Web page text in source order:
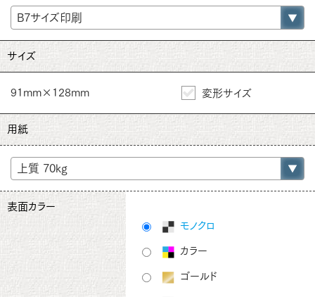
サイズ
91mm×128mm 変形サイズ
用紙
表面カラー
モノクロ
カラー
ゴールド